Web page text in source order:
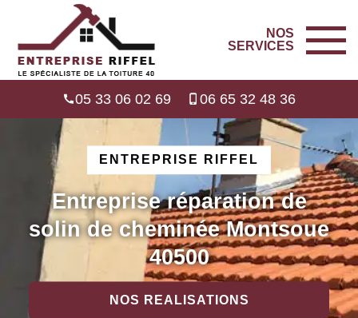
NOS
SERVICES
05 33 06 02 69 06 65 32 48 36
ENTREPRISE RIFFEL
Entreprise réparation de
solin de cheminée Montsoue
40500
NOS REALISATIONS